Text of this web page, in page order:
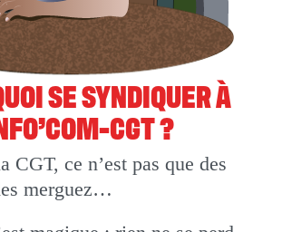
CGT ?
CGT, ce n’est pas que des
merguez…